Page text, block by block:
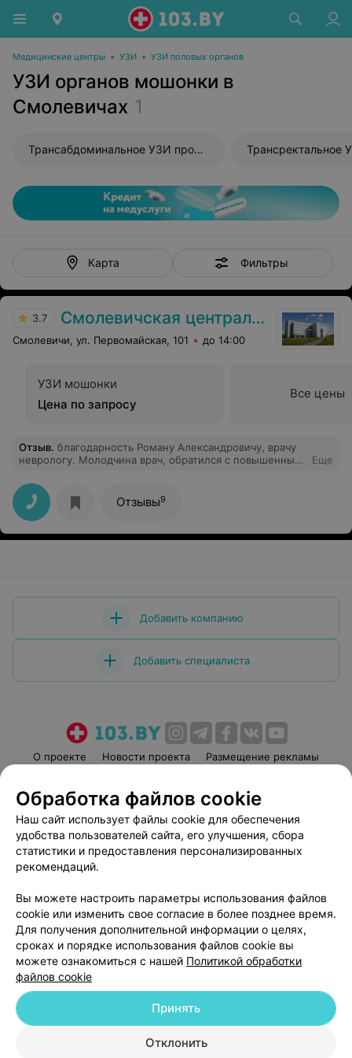
Медицинские центры • УЗИ • УЗИ половых органов
УЗИ органов мошонки в
Смолевичах 1
Трансабдоминальное УЗИ простаты Трансректальное
Карта Фильтры
3.7 Смолевичская центральная районная поликлиника
Смолевичи, ул. Первомайская, 101 до 14:00
УЗИ мошонки
Цена по запросу
Все цены
Отзыв. благодарность Роману Александровичу, врачу
неврологу. Молодчина врач, обратился с повышенным
гонять по кабинетам, правильно принял решение по
лечению, назначил лечения.. спасибо.
Еще
Отзывы9
Добавить компанию
Добавить специалиста
О проекте Новости проекта
Размещение рекламы
Пользовательское соглашение
Способы оплаты
Вакансии
Партнеры
Написать руководителю 103.by
Обработка персональных данных
© 2026 ООО «Артокс Лаб», УНП 191700409
| 220012, Республика Беларусь,
г. Минск, улица Толбухина, 2, пом. 16 | help@103.by
Обработка файлов cookie
Наш сайт использует файлы cookie для обеспечения
удобства пользователей сайта, его улучшения, сбора
статистики и предоставления персонализированных
рекомендаций.
Вы можете настроить параметры использования файлов
cookie или изменить свое согласие в более позднее время.
Для получения дополнительной информации о целях,
сроках и порядке использования файлов cookie вы
можете ознакомиться с нашей Политикой обработки
файлов cookie
Отклонить
Принять